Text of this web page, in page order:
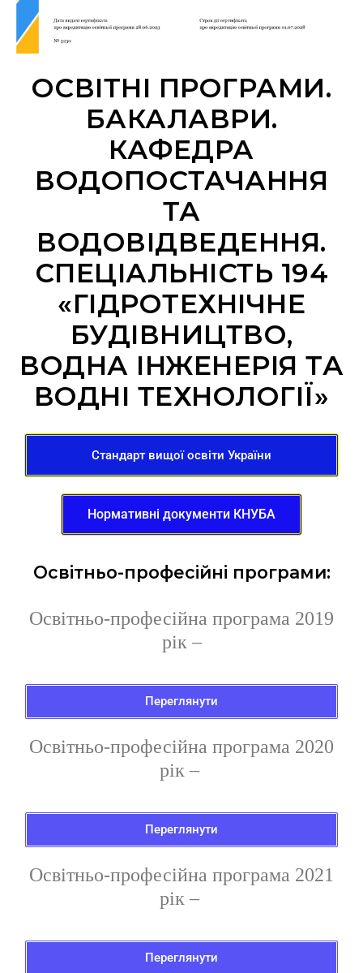
ОСВІТНІ ПРОГРАМИ.
БАКАЛАВРИ.
КАФЕДРА
ВОДОПОСТАЧАННЯ
ТА
ВОДОВІДВЕДЕННЯ.
СПЕЦІАЛЬНІСТЬ 194
«ГІДРОТЕХНІЧНЕ
БУДІВНИЦТВО,
ВОДНА ІНЖЕНЕРІЯ ТА
ВОДНІ ТЕХНОЛОГІЇ»
Стандарт вищої освіти України
Нормативні документи КНУБА
Освітньо-професійні програми:
Освітньо-професійна програма 2019
рік –
Переглянути
Освітньо-професійна програма 2020
рік –
Переглянути
Освітньо-професійна програма 2021
рік –
Переглянути